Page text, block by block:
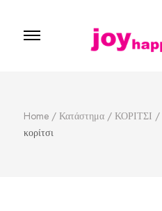
Home / Κατάστημα / ΚΟΡΙΤΣΙ /
κορίτσι